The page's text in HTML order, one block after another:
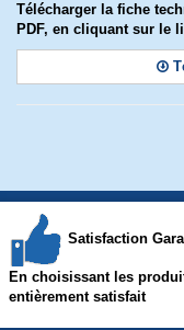
Télécharger la fiche
PDF, en cliquant sur le
Satisfaction
En choisissant les
entièrement satisfait